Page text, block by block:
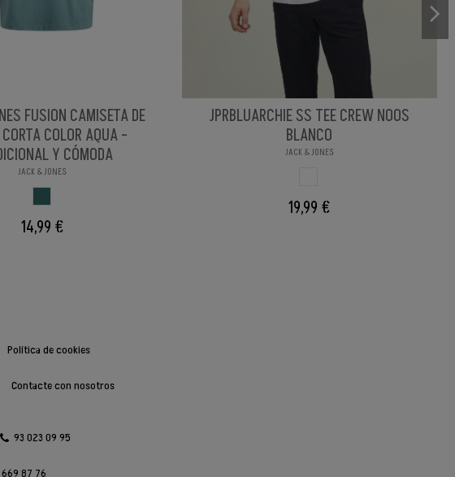
FUSION CAMISETA DE
COLOR AQUA -
Y CÓMODA
JACK & JONES
14,99 €
JPRBLUARCHIE SS TEE CREW NOOS
BLANCO
JACK & JONES
19,99 €
Política de cookies
Contacte con nosotros
93 023 09 95
87 76